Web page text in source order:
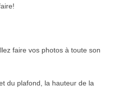
faire vos photos à toute son
du plafond, la hauteur de la